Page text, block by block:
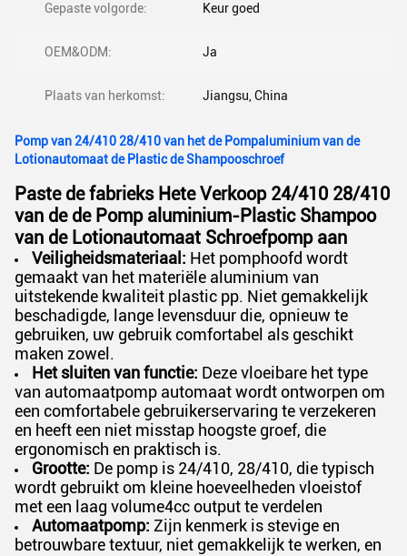
Gepaste volgorde: Keur goed
OEM&ODM: Ja
Plaats van herkomst: Jiangsu, China
Pomp van 24/410 28/410 van het de Pompaluminium van de
Lotionautomaat de Plastic de Shampooschroef
Paste de fabrieks Hete Verkoop 24/410 28/410
van de de Pomp aluminium-Plastic Shampoo
van de Lotionautomaat Schroefpomp aan
Veiligheidsmateriaal: Het pomphoofd wordt
gemaakt van het materiële aluminium van
uitstekende kwaliteit plastic pp. Niet gemakkelijk
beschadigde, lange levensduur die, opnieuw te
gebruiken, uw gebruik comfortabel als geschikt
maken zowel.
Het sluiten van functie: Deze vloeibare het type
van automaatpomp automaat wordt ontworpen om
een comfortabele gebruikerservaring te verzekeren
en heeft een niet misstap hoogste groef, die
ergonomisch en praktisch is.
Grootte: De pomp is 24/410, 28/410, die typisch
wordt gebruikt om kleine hoeveelheden vloeistof
met een laag volume4cc output te verdelen
Automaatpomp: Zijn kenmerk is stevige en
betrouwbare textuur, niet gemakkelijk te werken, en